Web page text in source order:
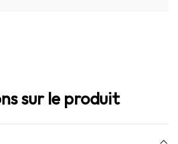
sur le produit